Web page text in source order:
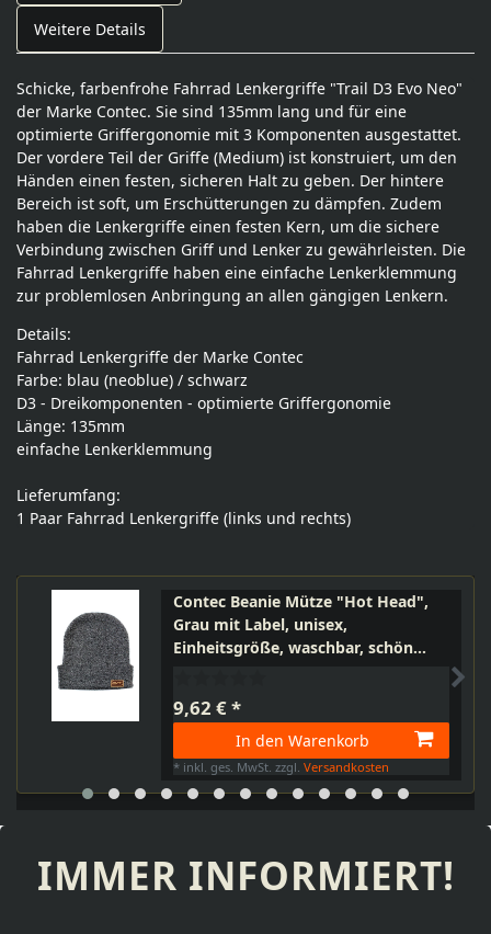
Weitere Details
Schicke, farbenfrohe Fahrrad Lenkergriffe "Trail D3 Evo Neo"
der Marke Contec. Sie sind 135mm lang und für eine
optimierte Griffergonomie mit 3 Komponenten ausgestattet.
Der vordere Teil der Griffe (Medium) ist konstruiert, um den
Händen einen festen, sicheren Halt zu geben. Der hintere
Bereich ist soft, um Erschütterungen zu dämpfen. Zudem
haben die Lenkergriffe einen festen Kern, um die sichere
Verbindung zwischen Griff und Lenker zu gewährleisten. Die
Fahrrad Lenkergriffe haben eine einfache Lenkerklemmung
zur problemlosen Anbringung an allen gängigen Lenkern.
Details:
Fahrrad Lenkergriffe der Marke Contec
Farbe: blau (neoblue) / schwarz
D3 - Dreikomponenten - optimierte Griffergonomie
Länge: 135mm
einfache Lenkerklemmung
Lieferumfang:
1 Paar Fahrrad Lenkergriffe (links und rechts)
Contec Beanie Mütze "Hot Head",
Grau mit Label, unisex,
Einheitsgröße, waschbar, schön
9,62 € *
In den Warenkorb
* inkl. ges. MwSt. zzgl.Versandkosten
IMMER INFORMIERT!